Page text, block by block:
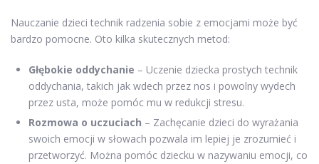
Nauczanie dzieci technik radzenia sobie z emocjami może być
bardzo pomocne. Oto kilka skutecznych metod:
Głębokie oddychanie – Uczenie dziecka prostych technik
oddychania, takich jak wdech przez nos i powolny wydech
przez usta, może pomóc mu w redukcji stresu.
Rozmowa o uczuciach – Zachęcanie dzieci do wyrażania
swoich emocji w słowach pozwala im lepiej je zrozumieć i
przetworzyć. Można pomóc dziecku w nazywaniu emocji, co